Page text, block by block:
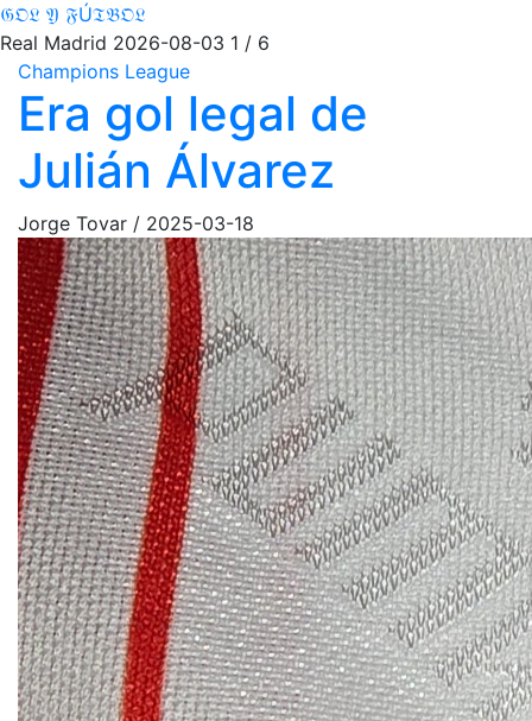
𝔊𝔒𝔏 𝔜 𝔉Ú𝔗𝔅𝔒𝔏
Real Madrid 2026-08-03 1 / 6
Champions League
Era gol legal de
Julián Álvarez
Jorge Tovar / 2025-03-18